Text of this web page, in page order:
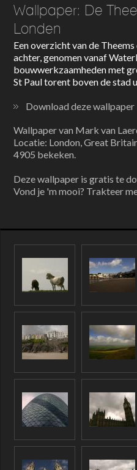
Wallpaper: De
Londen
Een overzicht van de
achter, genomen vanaf
bouwwerkzaamheden met
St Paul torent boven de stad
Download deze wallpaper
Wallpaper van Mark van
Locatie: London, Great
4905 bekeken.
Deze wallpaper is gratis te
Vond je 'm mooi? Trakteer